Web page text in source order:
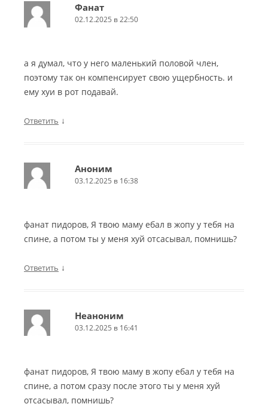
Фанат
02.12.2025 в 22:50
а я думал, что у него маленький половой член,
поэтому так он компенсирует свою ущербность. и
ему хуи в рот подавай.
Ответить ↓
Аноним
03.12.2025 в 16:38
фанат пидоров, Я твою маму ебал в жопу у тебя на
спине, а потом ты у меня хуй отсасывал, помнишь?
Ответить ↓
Неаноним
03.12.2025 в 16:41
фанат пидоров, Я твою маму в жопу ебал у тебя на
спине, а потом сразу после этого ты у меня хуй
отсасывал, помнишь?